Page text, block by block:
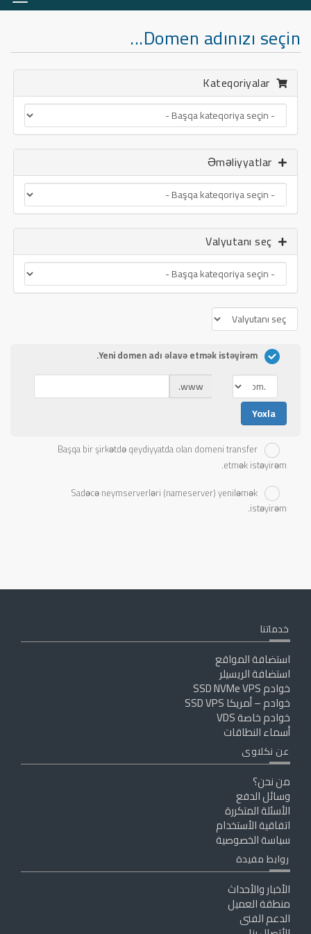
Domen adınızı seçin...
Yeni domen adı əlavə etmək istəyirəm.
www.
Yoxla
Başqa bir şirkətdə qeydiyyatda olan domeni transfer
etmək istəyirəm.
Sadəcə neymserverləri (nameserver) yeniləmək
istəyirəm.
خدماتنا
استضافة المواقع
استضافة الريسيلر
خوادم SSD NVMe VPS
خوادم – أمريكا SSD VPS
خوادم خاصة VDS
أسماء النطاقات
عن نكلاوى
من نحن؟
وسائل الدفع
الأسئلة المتكررة
اتفاقية الأستخدام
سياسة الخصوصية
روابط مفيدة
الأخبار والأحداث
منطقة العميل
الدعم الفنى